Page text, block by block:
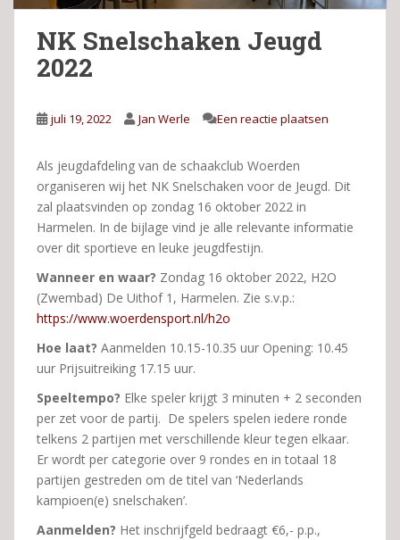
NK Snelschaken Jeugd
2022
juli 19, 2022 Jan Werle Een reactie plaatsen
Als jeugdafdeling van de schaakclub Woerden
organiseren wij het NK Snelschaken voor de Jeugd. Dit
zal plaatsvinden op zondag 16 oktober 2022 in
Harmelen. In de bijlage vind je alle relevante informatie
over dit sportieve en leuke jeugdfestijn.
Wanneer en waar? Zondag 16 oktober 2022, H2O
(Zwembad) De Uithof 1, Harmelen. Zie s.v.p.:
https://www.woerdensport.nl/h2o
Hoe laat? Aanmelden 10.15-10.35 uur Opening: 10.45
uur Prijsuitreiking 17.15 uur.
Speeltempo? Elke speler krijgt 3 minuten + 2 seconden
per zet voor de partij. De spelers spelen iedere ronde
telkens 2 partijen met verschillende kleur tegen elkaar.
Er wordt per categorie over 9 rondes en in totaal 18
partijen gestreden om de titel van ‘Nederlands
kampioen(e) snelschaken’.
Aanmelden? Het inschrijfgeld bedraagt €6,- p.p.,